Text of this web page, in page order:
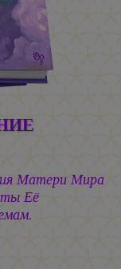
Матери Мира
Её